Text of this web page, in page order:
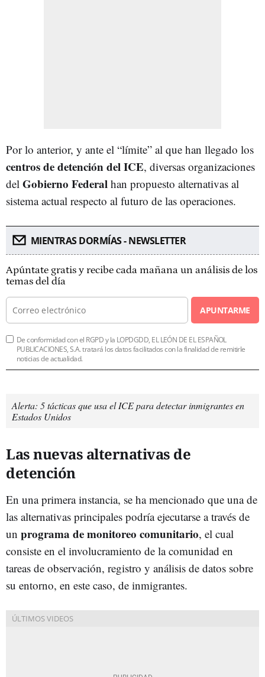
Por lo anterior, y ante el “límite” al que han llegado los
centros de detención del ICE, diversas organizaciones
del Gobierno Federal han propuesto alternativas al
sistema actual respecto al futuro de las operaciones.
MIENTRAS DORMÍAS - NEWSLETTER
Apúntate gratis y recibe cada mañana un análisis de los
temas del día
APUNTARME
De conformidad con el RGPD y la LOPDGDD, EL LEÓN DE EL ESPAÑOL
PUBLICACIONES, S.A. tratará los datos facilitados con la finalidad de remitirle
noticias de actualidad.
Alerta: 5 tácticas que usa el ICE para detectar inmigrantes en
Estados Unidos
Las nuevas alternativas de
detención
En una primera instancia, se ha mencionado que una de
las alternativas principales podría ejecutarse a través de
un programa de monitoreo comunitario, el cual
consiste en el involucramiento de la comunidad en
tareas de observación, registro y análisis de datos sobre
su entorno, en este caso, de inmigrantes.